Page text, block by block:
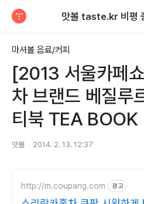
마셔볼 음료/커피
[2013 서울카페
차 브랜드 베질루
티북 TEA BOOK
맛볼 2014. 2. 13. 12:37
http://m.coupang.com 광고